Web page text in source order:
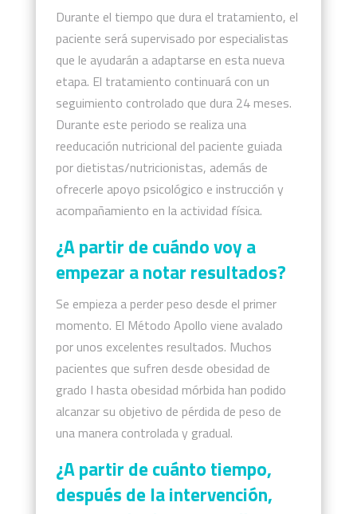
Durante el tiempo que dura el tratamiento, el
paciente será supervisado por especialistas
que le ayudarán a adaptarse en esta nueva
etapa. El tratamiento continuará con un
seguimiento controlado que dura 24 meses.
Durante este periodo se realiza una
reeducación nutricional del paciente guiada
por dietistas/nutricionistas, además de
ofrecerle apoyo psicológico e instrucción y
acompañamiento en la actividad física.
¿A partir de cuándo voy a
empezar a notar resultados?
Se empieza a perder peso desde el primer
momento. El Método Apollo viene avalado
por unos excelentes resultados. Muchos
pacientes que sufren desde obesidad de
grado I hasta obesidad mórbida han podido
alcanzar su objetivo de pérdida de peso de
una manera controlada y gradual.
¿A partir de cuánto tiempo,
después de la intervención,